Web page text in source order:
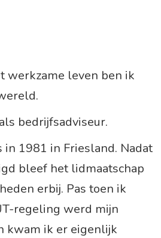
werkzame leven ben ik
bedrijfsadviseur.
1981 in Friesland. Nadat
bleef het lidmaatschap
erbij. Pas toen ik
regeling werd mijn
kwam ik er eigenlijk